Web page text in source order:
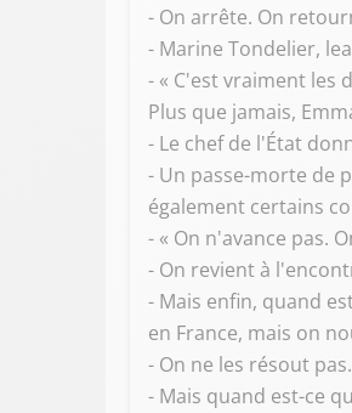
- On arrête. On
- Marine Tondelier,
- « C'est vraiment les
Plus que jamais,
- Le chef de l'État
- Un passe-morte de
également certains
- « On n'avance pas.
- On revient à
- Mais enfin, quand
en France, mais on
- On ne les résout
- Mais quand est-ce